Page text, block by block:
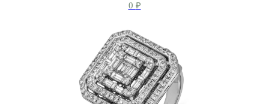
0 ₽